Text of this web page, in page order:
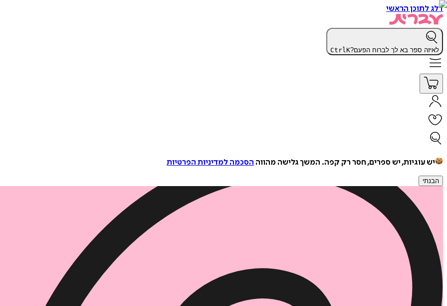
דלג לתוכן הראשי
לאיזה ספר בא לך לברוח הפעם? CtrlK
יש עוגיות, יש ספרים, חסר רק קפה. המשך גלישה מהווה הסכמה למדיניות הפרטיות
הבנתי